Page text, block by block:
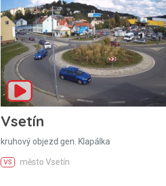
Vsetín
kruhový objezd gen. Klapálka
VS město Vsetín